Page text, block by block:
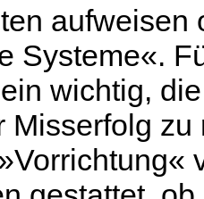
aufweisen
Systeme«.
wichtig,
Misserfolg